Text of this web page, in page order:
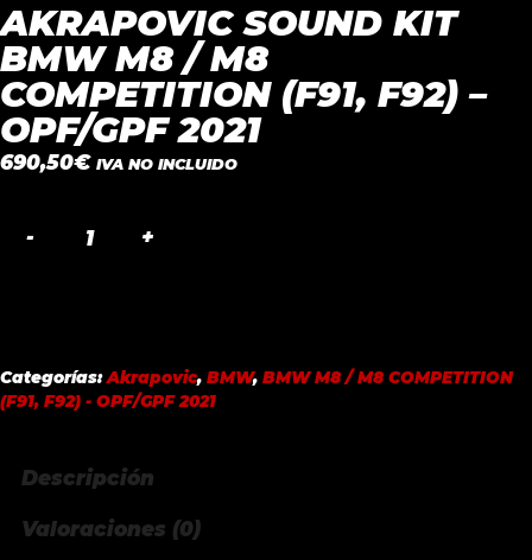
AKRAPOVIC SOUND KIT
BMW M8 / M8
COMPETITION (F91, F92) –
OPF/GPF 2021
690,50€ IVA NO INCLUIDO
M8
/
F92)
-
Categorías:Akrapovic, BMW, BMW M8 / M8 COMPETITION
(F91, F92) - OPF/GPF 2021
Descripción
Valoraciones (0)